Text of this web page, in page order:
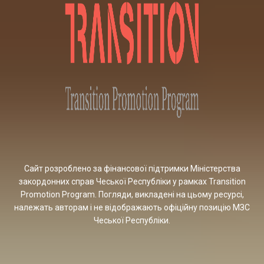
Сайт розроблено за фінансової підтримки Міністерства
закордонних справ Чеської Республіки у рамках Transition
Promotion Program. Погляди, викладені на цьому ресурсі,
належать авторам і не відображають офіційну позицію МЗС
Чеської Республіки.